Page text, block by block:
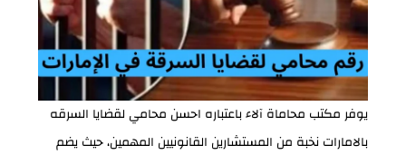
يوفر مكتب محاماة آلاء باعتباره احسن محامي لقضايا السرقه
بالامارات نخبة من المستشارين القانونيين المهمين، حيث يضم